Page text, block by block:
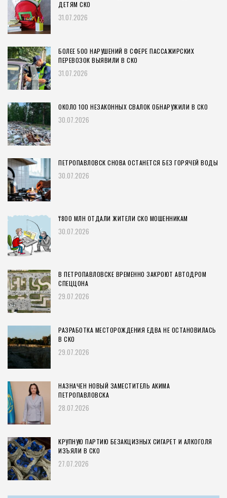
ДЕТЯМ СКО
31.07.2026
БОЛЕЕ 500 НАРУШЕНИЙ В СФЕРЕ ПАССАЖИРСКИХ
ПЕРЕВОЗОК ВЫЯВИЛИ В СКО
31.07.2026
ОКОЛО 100 НЕЗАКОННЫХ СВАЛОК ОБНАРУЖИЛИ В СКО
30.07.2026
ПЕТРОПАВЛОВСК СНОВА ОСТАНЕТСЯ БЕЗ ГОРЯЧЕЙ ВОДЫ
30.07.2026
₸800 МЛН ОТДАЛИ ЖИТЕЛИ СКО МОШЕННИКАМ
30.07.2026
В ПЕТРОПАВЛОВСКЕ ВРЕМЕННО ЗАКРОЮТ АВТОДРОМ
СПЕЦЦОНА
29.07.2026
РАЗРАБОТКА МЕСТОРОЖДЕНИЯ ЕДВА НЕ ОСТАНОВИЛАСЬ
В СКО
29.07.2026
НАЗНАЧЕН НОВЫЙ ЗАМЕСТИТЕЛЬ АКИМА
ПЕТРОПАВЛОВСКА
28.07.2026
КРУПНУЮ ПАРТИЮ БЕЗАКЦИЗНЫХ СИГАРЕТ И АЛКОГОЛЯ
ИЗЪЯЛИ В СКО
27.07.2026